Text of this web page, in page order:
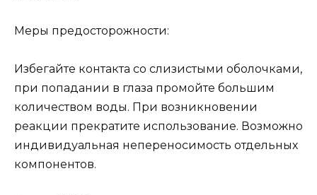
Меры предосторожности:
Избегайте контакта со слизистыми оболочками,
при попадании в глаза промойте большим
количеством воды. При возникновении
реакции прекратите использование. Возможно
индивидуальная непереносимость отдельных
компонентов.